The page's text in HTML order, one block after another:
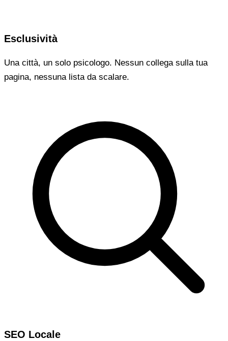
Esclusività
Una città, un solo psicologo. Nessun collega sulla tua
pagina, nessuna lista da scalare.
SEO Locale